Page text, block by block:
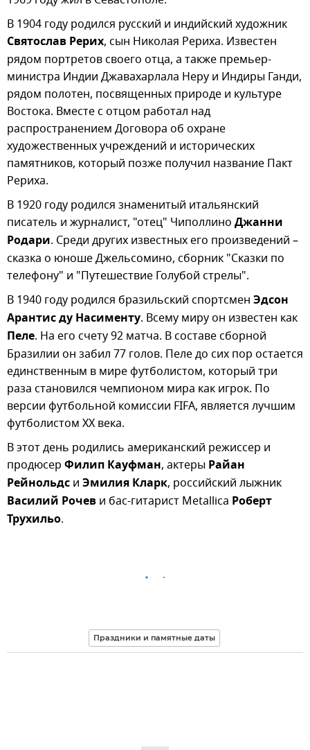
В 1904 году родился русский и индийский художник
Святослав Рерих, сын Николая Рериха. Известен
рядом портретов своего отца, а также премьер-
министра Индии Джавахарлала Неру и Индиры Ганди,
рядом полотен, посвященных природе и культуре
Востока. Вместе с отцом работал над
распространением Договора об охране
художественных учреждений и исторических
памятников, который позже получил название Пакт
Рериха.
В 1920 году родился знаменитый итальянский
писатель и журналист, "отец" Чиполлино Джанни
Родари. Среди других известных его произведений –
сказка о юноше Джельсомино, сборник "Сказки по
телефону" и "Путешествие Голубой стрелы".
В 1940 году родился бразильский спортсмен Эдсон
Арантис ду Насименту. Всему миру он известен как
Пеле. На его счету 92 матча. В составе сборной
Бразилии он забил 77 голов. Пеле до сих пор остается
единственным в мире футболистом, который три
раза становился чемпионом мира как игрок. По
версии футбольной комиссии FIFA, является лучшим
футболистом XX века.
В этот день родились американский режиссер и
продюсер Филип Кауфман, актеры Райан
Рейнольдс и Эмилия Кларк, российский лыжник
Василий Рочев и бас-гитарист Metallica Роберт
Трухильо.
Праздники и памятные даты